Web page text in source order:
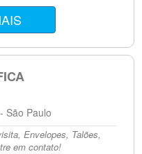
São Paulo
Envelopes, Talões,
em contato!